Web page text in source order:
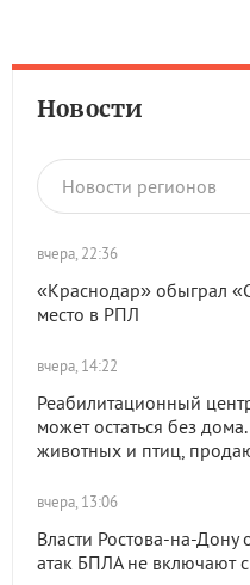
Новости
Новости регионов
вчера, 22:36
«Краснодар» обыграл
место в РПЛ
вчера, 14:22
Реабилитационный
может остаться без
животных и птиц,
вчера, 13:06
Власти Ростова-на-Дону
атак БПЛА не включают